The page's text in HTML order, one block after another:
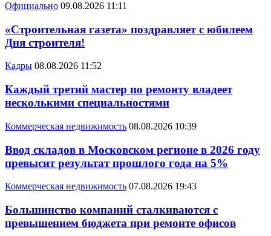
Официально 09.08.2026 11:11
«Строительная газета» поздравляет с юбилеем
Дня строителя!
Кадры 08.08.2026 11:52
Каждый третий мастер по ремонту владеет
несколькими специальностями
Коммерческая недвижимость 08.08.2026 10:39
Ввод складов в Московском регионе в 2026 году
превысит результат прошлого года на 5%
Коммерческая недвижимость 07.08.2026 19:43
Большинство компаний сталкиваются с
превышением бюджета при ремонте офисов